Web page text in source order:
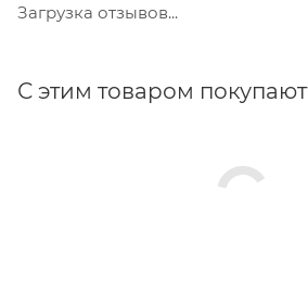
Загрузка отзывов...
С этим товаром покупают